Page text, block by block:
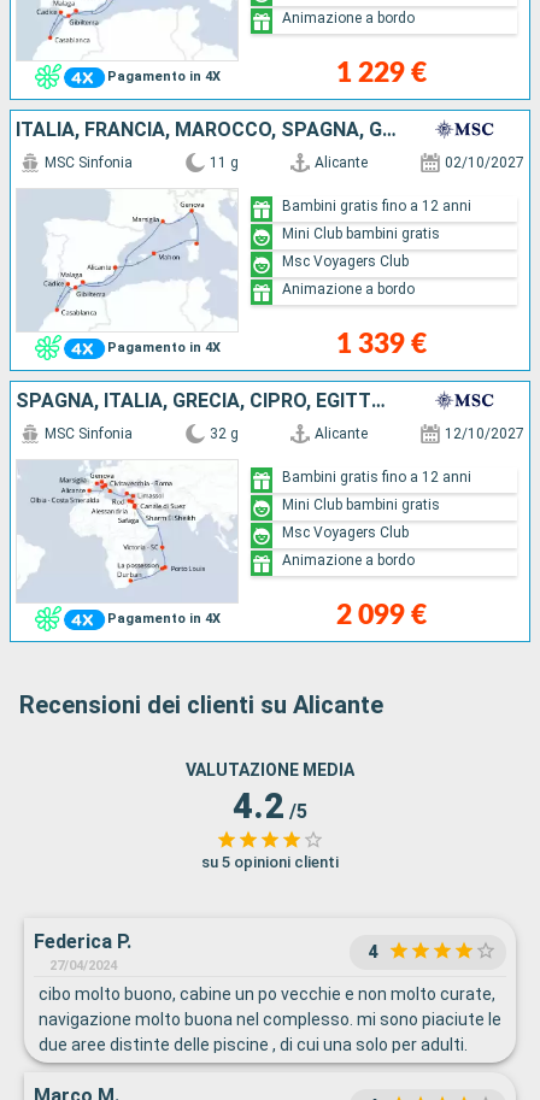
Pagamento in 4X 1 229 €
Animazione a bordo
ITALIA, FRANCIA, MAROCCO, SPAGNA, GIBILTERRA
Pagamento in 4X
MSC Sinfonia 11 g Alicante 02/10/2027
1 339 €
Bambini gratis fino a 12 anni
Mini Club bambini gratis
Msc Voyagers Club
Animazione a bordo
SPAGNA, ITALIA, GRECIA, CIPRO, EGITTO, SEYCHELLES, MAURITIUS, FRANCIA, AFRICA DEL SUD
Pagamento in 4X
MSC Sinfonia 32 g Alicante 12/10/2027
2 099 €
Bambini gratis fino a 12 anni
Mini Club bambini gratis
Msc Voyagers Club
Animazione a bordo
Recensioni dei clienti su Alicante
VALUTAZIONE MEDIA
4.2 /5
su 5 opinioni clienti
Federica P.
27/04/2024
4
cibo molto buono, cabine un po vecchie e non molto curate,
navigazione molto buona nel complesso. mi sono piaciute le
due aree distinte delle piscine , di cui una solo per adulti.